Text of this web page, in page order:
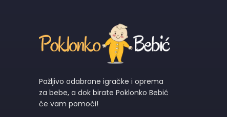
Pažljivo odabrane igračke i oprema
za bebe, a dok birate Poklonko Bebić
će vam pomoći!